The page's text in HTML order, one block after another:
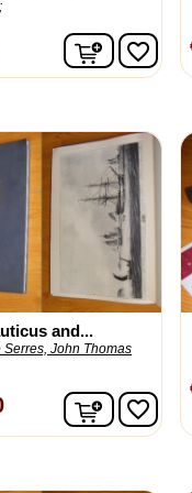
Infavorite_border
and...
John Thomas
Infavorite_border